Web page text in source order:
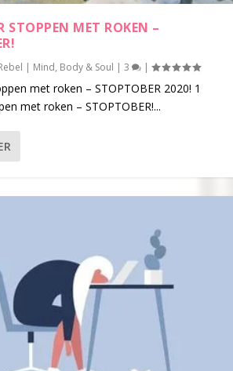
STOPPEN MET ROKEN –
| Mind, Body & Soul |3 |
met roken – STOPTOBER 2020! 1
met roken – STOPTOBER!...